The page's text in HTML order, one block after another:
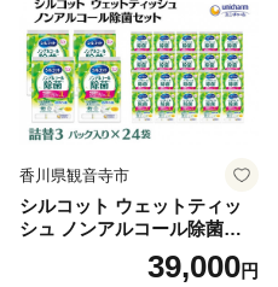
香川県観音寺市
シルコット ウェットティッ
シュ ノンアルコール除菌詰
替（43枚×3P）×24袋 日用品
おもちゃ 拭き取り 手拭き 外
39,000円